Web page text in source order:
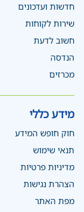
חדשות ועדכונים
שירות לקוחות
חשוב לדעת
הנדסה
מכרזים
מידע כללי
חוק חופש המידע
תנאי שימוש
מדיניות פרטיות
הצהרת נגישות
מפת האתר